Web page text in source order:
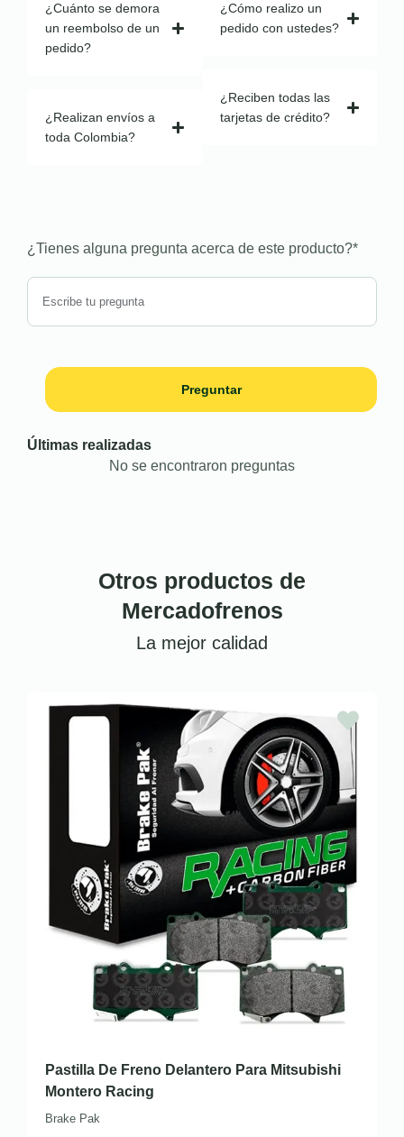
¿Cuánto se demora
un reembolso de un
pedido?
¿Realizan envíos a
toda Colombia?
¿Cómo realizo un
pedido con ustedes?
¿Reciben todas las
tarjetas de crédito?
¿Tienes alguna pregunta acerca de este producto?*
Preguntar
Últimas realizadas
No se encontraron preguntas
Otros productos de
Mercadofrenos
La mejor calidad
Pastilla De Freno Delantero Para Mitsubishi
Montero Racing
Brake Pak